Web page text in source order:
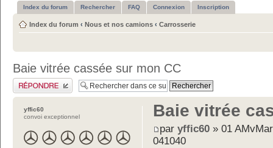
Index du forum Rechercher FAQ Connexion Inscription
Index du forum ‹ Nous et nos camions ‹ Carrosserie
Baie vitrée cassée sur mon CC
Publier une réponse
Baie vitrée
paryffic60 » 01
041040
yffic60
convoi exceptionnel